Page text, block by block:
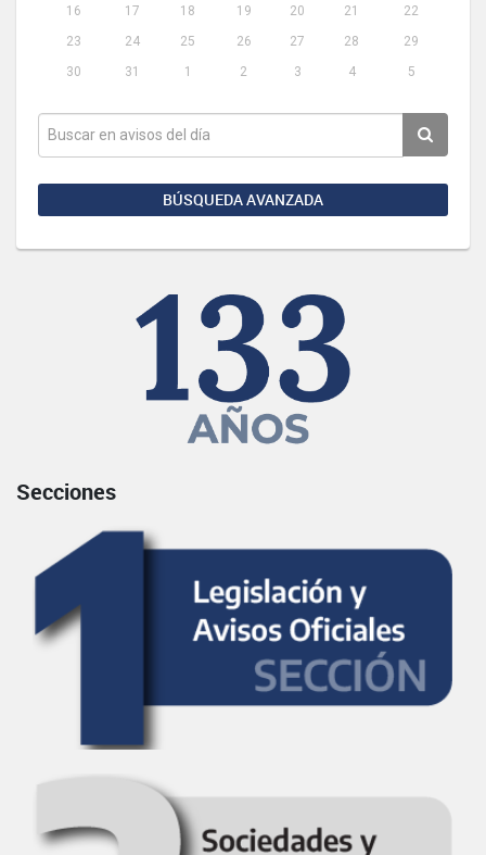
16
17 18 19 20 21
22
23
24 25 26 27 28
29
30
31 1 2 3 4 5
BÚSQUEDA AVANZADA
Secciones